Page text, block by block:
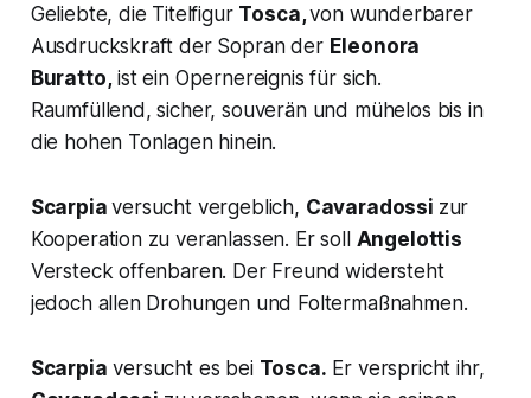
Geliebte, die Titelfigur Tosca,von wunderbarer
Ausdruckskraft der Sopran der Eleonora
Buratto,ist ein Opernereignis für sich.
Raumfüllend, sicher, souverän und mühelos bis in
die hohen Tonlagen hinein.
Scarpiaversucht vergeblich, Cavaradossi zur
Kooperation zu veranlassen. Er soll Angelottis
Versteck offenbaren. Der Freund widersteht
jedoch allen Drohungen und Foltermaßnahmen.
Scarpia versucht es bei Tosca. Er verspricht ihr,